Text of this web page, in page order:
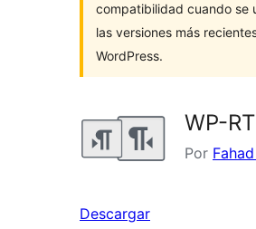
compatibilidad cuando se
las versiones más
WordPress.
WP-
Por
Descargar